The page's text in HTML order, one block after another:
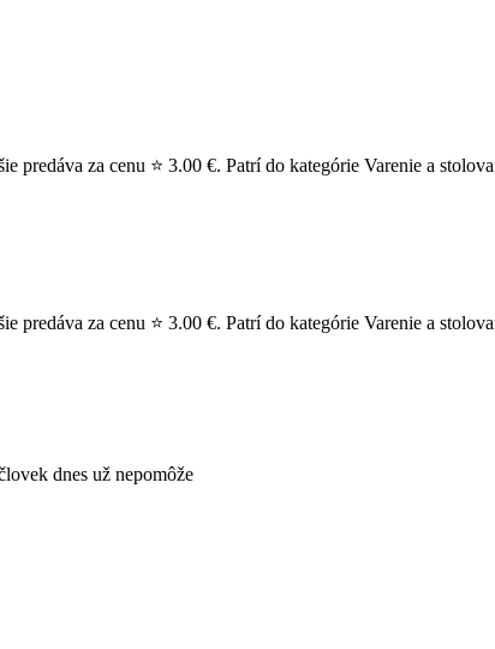
za cenu ⭐ 3.00 €. Patrí do kategórie Varenie a
predáva za cenu ⭐ 3.00 €. Patrí do kategórie Varenie a
dnes už nepomôže